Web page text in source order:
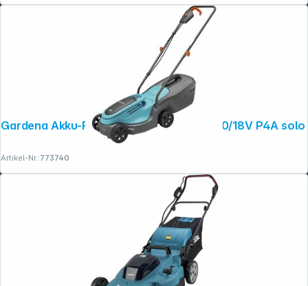
Gardena Akku-Rasenmäher PowerMax 30/18V P4A solo
Artikel-Nr.:773740